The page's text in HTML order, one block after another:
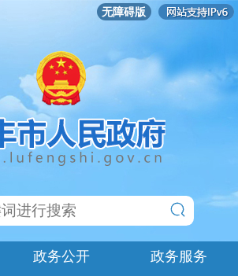
无障碍版
政务公开
政务服务